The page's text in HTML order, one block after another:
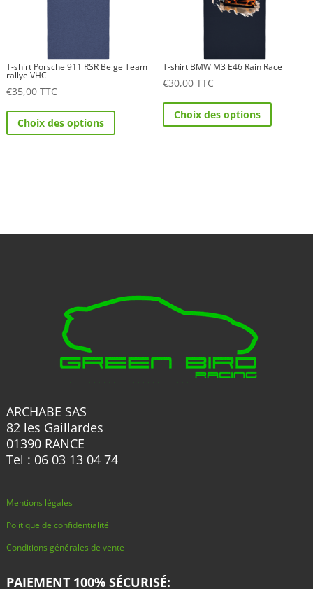
page
page
T-shirt Porsche 911 RSR Belge Team
rallye VHC
€35,00 TTC
Choix des options
Ce
peuvent
produit
T-shirt BMW M3 E46 Rain Race
€30,00 TTC
Choix des options
Ce
ARCHABE SAS
82 les Gaillardes
01390 RANCE
Tel : 06 03 13 04 74
Mentions légales
Politique de confidentialité
Conditions générales de vente
PAIEMENT 100% SÉCURISÉ: